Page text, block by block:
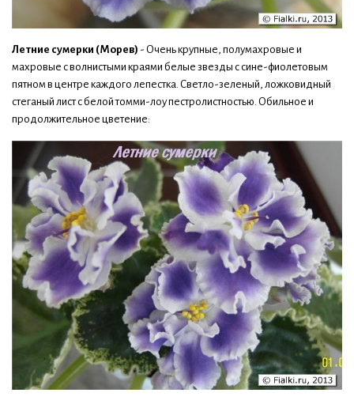
Летние сумерки (Морев) - Очень крупные, полумахровые и
махровые с волнистыми краями белые звезды с сине-фиолетовым
пятном в центре каждого лепестка. Светло-зеленый, ложковидный
стеганый лист с белой томми-лоу пестролистностью. Обильное и
продолжительное цветение: